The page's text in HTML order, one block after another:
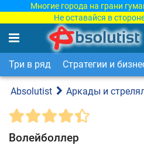
Многие города на грани
Не оставайся в
Три в ряд Стратегии и
Absolutist Аркады и
Волейболлер